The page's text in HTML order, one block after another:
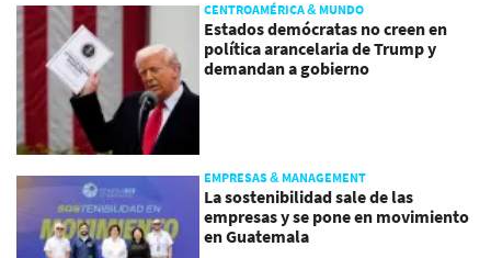
CENTROAMÉRICA & MUNDO
Estados demócratas no creen en
política arancelaria de Trump y
demandan a gobierno
EMPRESAS & MANAGEMENT
La sostenibilidad sale de las
empresas y se pone en movimiento
en Guatemala